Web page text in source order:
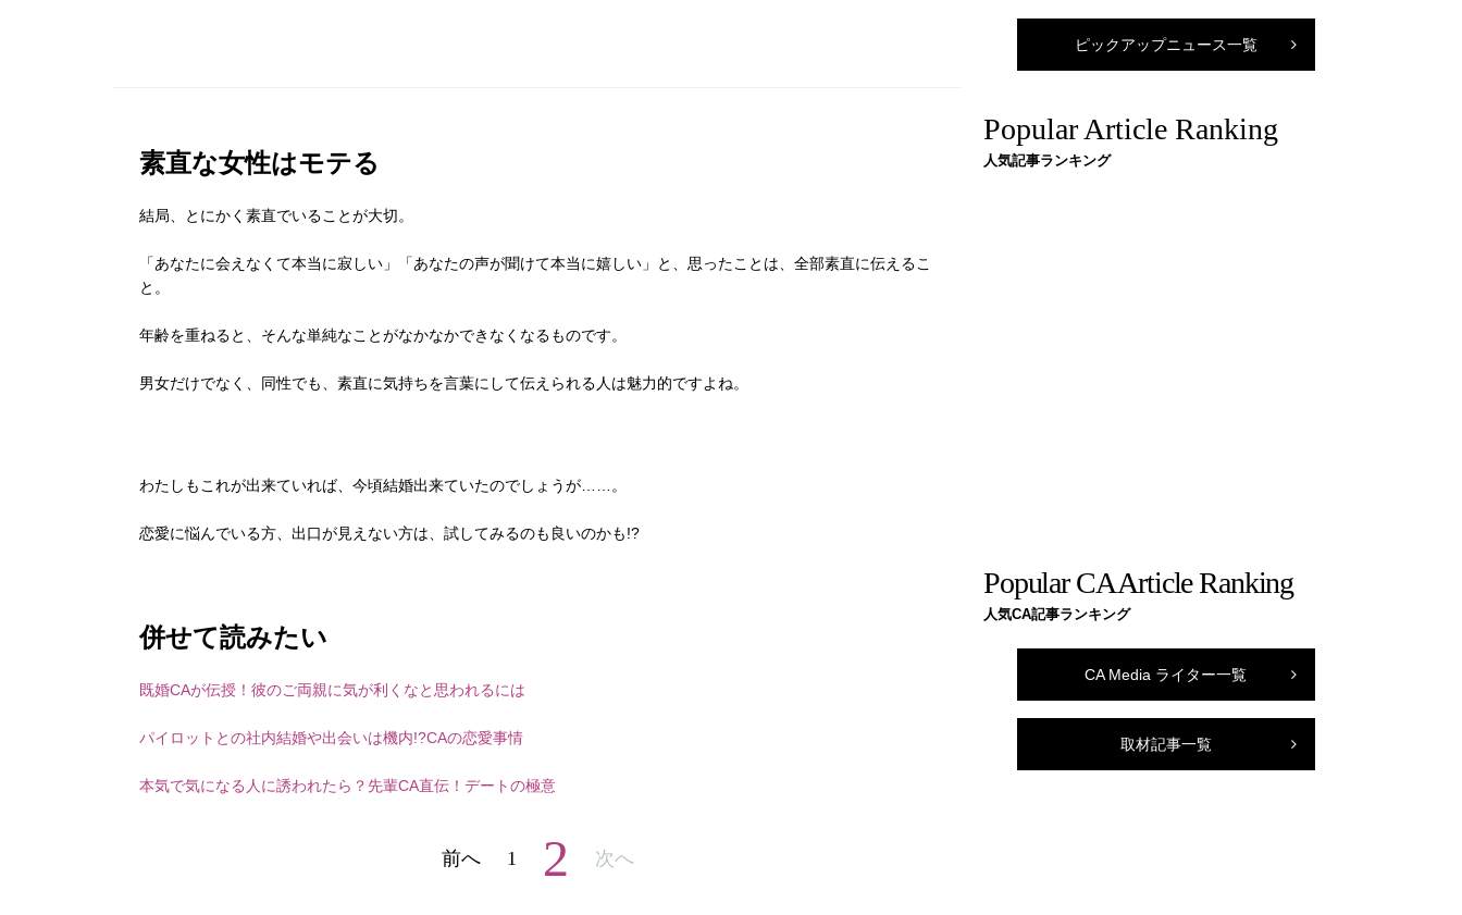
素直な女性はモテる
結局、とにかく素直でいることが大切。
「あなたに会えなくて本当に寂しい」「あなたの声が聞けて本当に嬉しい」と、思ったことは、全部素直に伝えるこ
と。
年齢を重ねると、そんな単純なことがなかなかできなくなるものです。
男女だけでなく、同性でも、素直に気持ちを言葉にして伝えられる人は魅力的ですよね。
わたしもこれが出来ていれば、今頃結婚出来ていたのでしょうが……。
恋愛に悩んでいる方、出口が見えない方は、試してみるのも良いのかも!?
併せて読みたい
既婚CAが伝授！彼のご両親に気が利くなと思われるには
パイロットとの社内結婚や出会いは機内!?CAの恋愛事情
本気で気になる人に誘われたら？先輩CA直伝！デートの極意
前へ 1 2 次へ
ピックアップニュース一覧
Popular Article Ranking
人気記事ランキング
Popular CA Article Ranking
人気CA記事ランキング
CA Media ライター一覧
取材記事一覧